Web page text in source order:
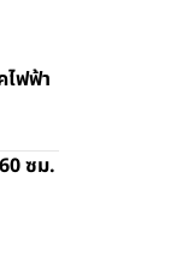
ไฟฟ้า
ซม.